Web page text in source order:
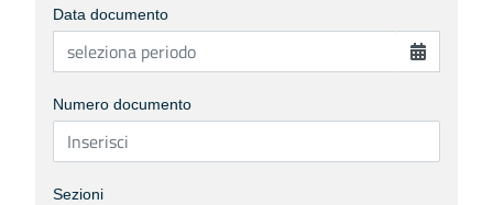
Data documento
Numero documento
Sezioni